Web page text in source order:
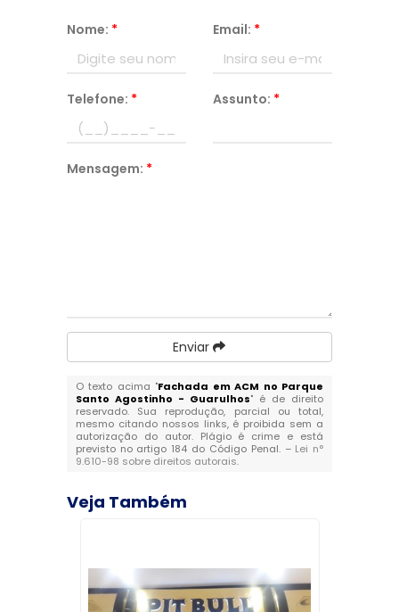
Nome: * Email: *
Telefone: * Assunto: *
Mensagem: *
Enviar
O texto acima "Fachada em ACM no Parque
Santo Agostinho - Guarulhos" é de direito
reservado. Sua reprodução, parcial ou total,
mesmo citando nossos links, é proibida sem a
autorização do autor. Plágio é crime e está
previsto no artigo 184 do Código Penal. – Lei n°
9.610-98 sobre direitos autorais.
Veja Também